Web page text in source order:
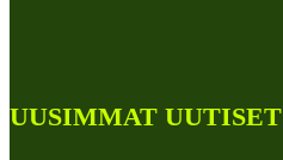
UUSIMMAT UUTISET